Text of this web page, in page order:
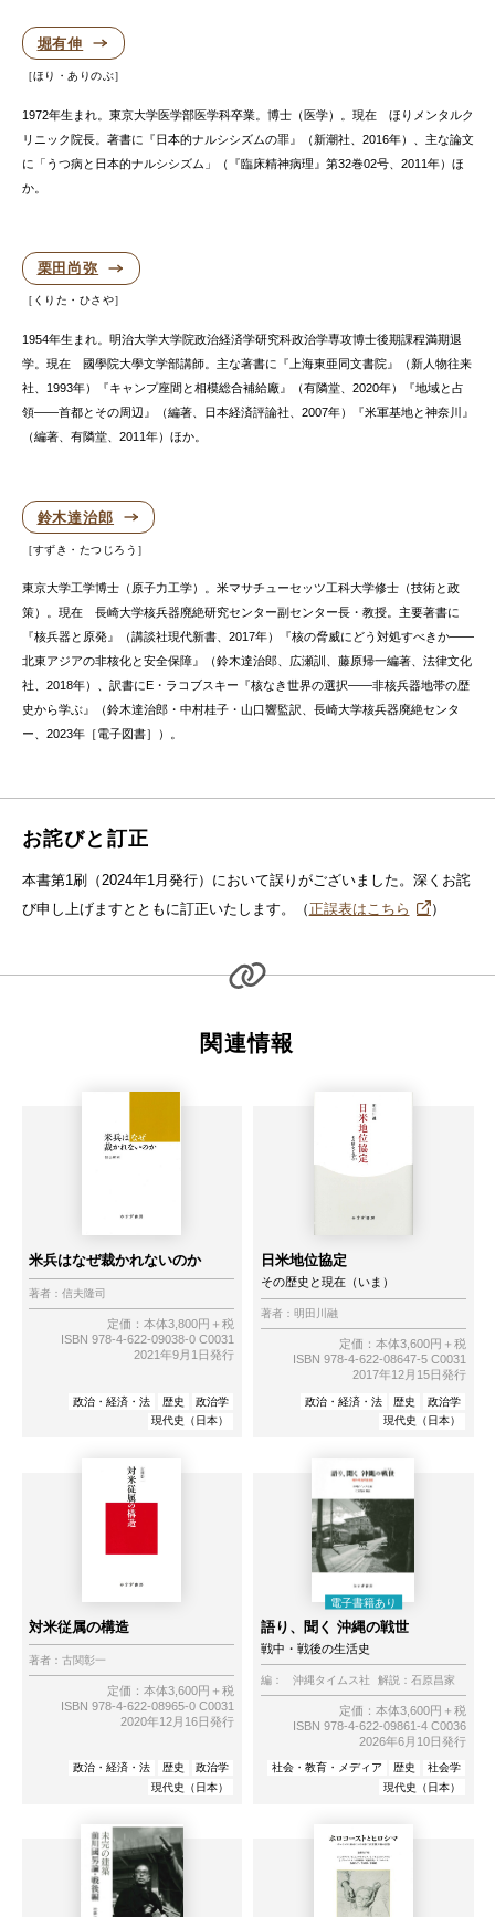
堀有伸
ほり・ありのぶ
1972年生まれ。東京大学医学部医学科卒業。博士（医学）。現在 ほりメンタルク
リニック院長。著書に『日本的ナルシシズムの罪』（新潮社、2016年）、主な論文
に「うつ病と日本的ナルシシズム」（『臨床精神病理』第32巻02号、2011年）ほ
か。
栗田尚弥
くりた・ひさや
1954年生まれ。明治大学大学院政治経済学研究科政治学専攻博士後期課程満期退
学。現在 國學院大學文学部講師。主な著書に『上海東亜同文書院』（新人物往来
社、1993年）『キャンプ座間と相模総合補給廠』（有隣堂、2020年）『地域と占
領――首都とその周辺』（編著、日本経済評論社、2007年）『米軍基地と神奈川』
（編著、有隣堂、2011年）ほか。
鈴木達治郎
すずき・たつじろう
東京大学工学博士（原子力工学）。米マサチューセッツ工科大学修士（技術と政
策）。現在 長崎大学核兵器廃絶研究センター副センター長・教授。主要著書に
『核兵器と原発』（講談社現代新書、2017年）『核の脅威にどう対処すべきか――
北東アジアの非核化と安全保障』（鈴木達治郎、広瀬訓、藤原帰一編著、法律文化
社、2018年）、訳書にE・ラコブスキー『核なき世界の選択――非核兵器地帯の歴
史から学ぶ』（鈴木達治郎・中村桂子・山口響監訳、長崎大学核兵器廃絶センタ
ー、2023年［電子図書］）。
お詫びと訂正
本書第1刷（2024年1月発行）において誤りがございました。深くお詫
び申し上げますとともに訂正いたします。（正誤表はこちら ）
関連情報
米兵はなぜ裁かれないのか
著者： 信夫隆司
定価：本体3,800円＋税
ISBN 978-4-622-09038-0 C0031
2021年9月1日発行
政治・経済・法 歴史
政治学
現代史（日本）
日米地位協定
その歴史と現在（いま）
著者： 明田川融
定価：本体3,600円＋税
ISBN 978-4-622-08647-5 C0031
2017年12月15日発行
政治・経済・法 歴史
政治学
現代史（日本）
対米従属の構造
著者： 古関彰一
定価：本体3,600円＋税
ISBN 978-4-622-08965-0 C0031
2020年12月16日発行
政治・経済・法 歴史
政治学
現代史（日本）
語り、聞く 沖縄の戦世
戦中・戦後の生活史
編： 沖縄タイムス社 解説： 石原昌家
定価：本体3,600円＋税
ISBN 978-4-622-09861-4 C0036
2026年6月10日発行
社会・教育・メディア 歴史
社会学
現代史（日本）